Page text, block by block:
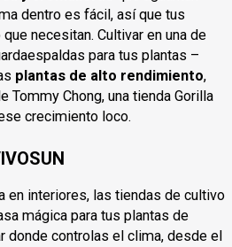
dentro es fácil, así que tus
necesitan. Cultivar en una de
para tus plantas –
plantas de alto rendimiento,
Tommy Chong, una tienda Gorilla
crecimiento loco.
en interiores, las tiendas de cultivo
mágica para tus plantas de
donde controlas el clima, desde el